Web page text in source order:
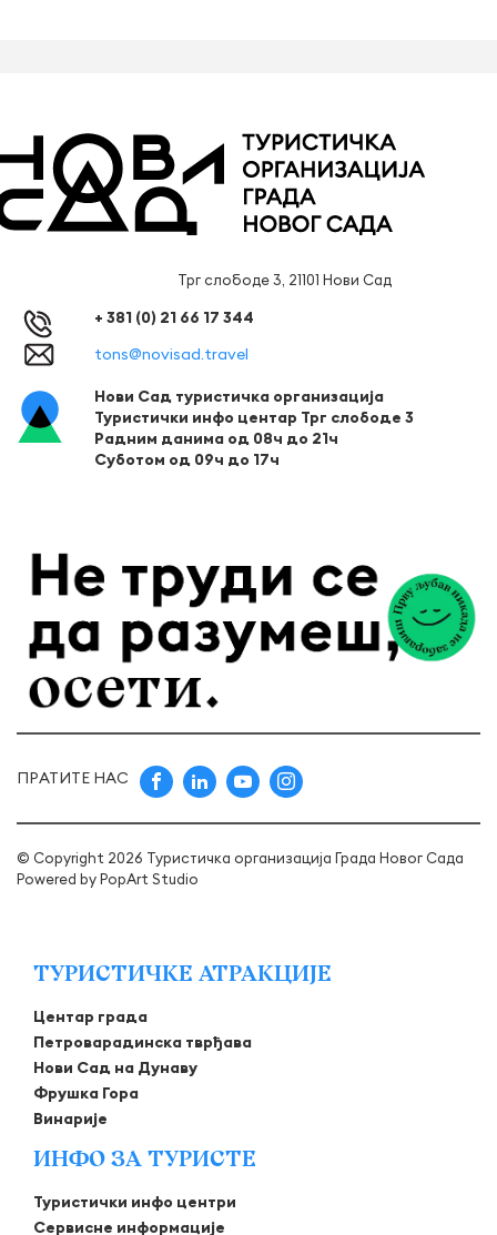
Трг слободе 3, 21101 Нови Сад
+ 381 (0) 21 66 17 344
tons@novisad.travel
Нови Сад туристичка организација
Туристички инфо центар Трг слободе 3
Радним данима од 08ч до 21ч
Суботом од 09ч до 17ч
ПРАТИТЕ НАС
© Copyright 2026 Туристичка организација Града Новог Сада
Powered byPopArt Studio
ТУРИСТИЧКЕ АТРАКЦИЈЕ
Центар града
Петроварадинска тврђава
Нови Сад на Дунаву
Фрушка Гора
Винарије
ИНФО ЗА ТУРИСТЕ
Туристички инфо центри
Сервисне информације